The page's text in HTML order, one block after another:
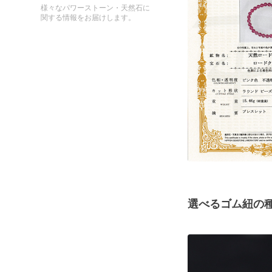
様々なパワーストーン・天然石に
関する情報をお届けします。
選べるゴム紐の